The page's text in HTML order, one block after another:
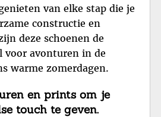
van elke stap die je
constructie en
deze schoenen de
voor avonturen in de
warme zomerdagen.
en prints om je
touch te geven.